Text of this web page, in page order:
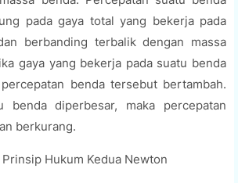
pada gaya total yang bekerja pada
berbanding terbalik dengan massa
gaya yang bekerja pada suatu benda
benda tersebut bertambah.
benda diperbesar, maka percepatan
berkurang.
Hukum Kedua Newton